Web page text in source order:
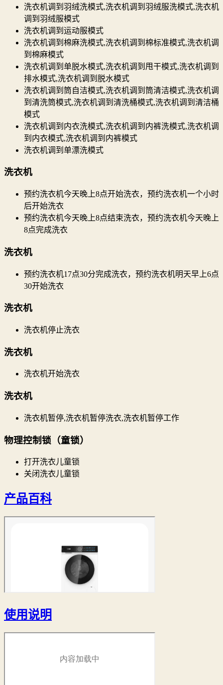
洗衣机调到羽绒洗模式,洗衣机调到羽绒服洗模式,洗衣机
调到羽绒服模式
洗衣机调到运动服模式
洗衣机调到棉麻洗模式,洗衣机调到棉标准模式,洗衣机调
到棉麻模式
洗衣机调到单脱水模式,洗衣机调到甩干模式,洗衣机调到
排水模式,洗衣机调到脱水模式
洗衣机调到筒自洁模式,洗衣机调到筒清洁模式,洗衣机调
到清洗筒模式,洗衣机调到清洗桶模式,洗衣机调到清洁桶
模式
洗衣机调到内衣洗模式,洗衣机调到内裤洗模式,洗衣机调
到内衣模式,洗衣机调到内裤模式
洗衣机调到单漂洗模式
洗衣机
预约洗衣机今天晚上8点开始洗衣，预约洗衣机一个小时
后开始洗衣
预约洗衣机今天晚上8点结束洗衣，预约洗衣机今天晚上
8点完成洗衣
洗衣机
预约洗衣机17点30分完成洗衣，预约洗衣机明天早上6点
30开始洗衣
洗衣机
洗衣机停止洗衣
洗衣机
洗衣机开始洗衣
洗衣机
洗衣机暂停,洗衣机暂停洗衣,洗衣机暂停工作
物理控制锁（童锁）
打开洗衣儿童锁
关闭洗衣儿童锁
产品百科
使用说明